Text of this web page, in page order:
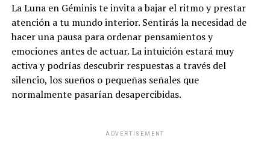
La Luna en Géminis te invita a bajar el ritmo y prestar
atención a tu mundo interior. Sentirás la necesidad de
hacer una pausa para ordenar pensamientos y
emociones antes de actuar. La intuición estará muy
activa y podrías descubrir respuestas a través del
silencio, los sueños o pequeñas señales que
normalmente pasarían desapercibidas.
ADVERTISEMENT